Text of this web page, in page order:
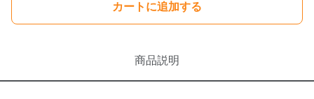
カートに追加する
商品説明